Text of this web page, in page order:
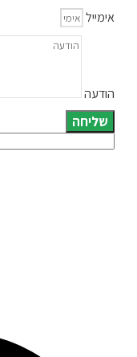
אימייל
הודעה
שליחה